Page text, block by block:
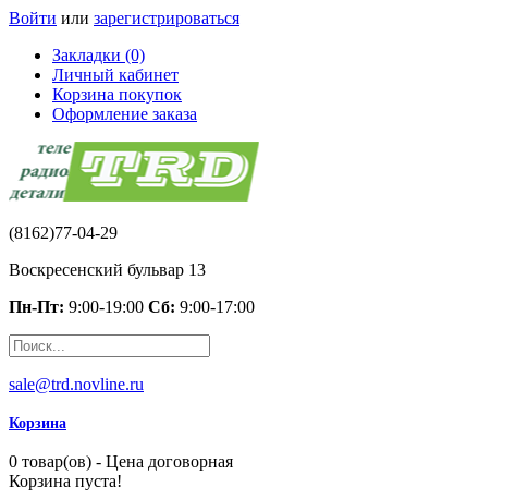
Войти или зарегистрироваться
Закладки (0)
Личный кабинет
Корзина покупок
Оформление заказа
(8162)77-04-29
Воскресенский бульвар 13
Пн-Пт: 9:00-19:00 Сб: 9:00-17:00
sale@trd.novline.ru
Корзина
0 товар(ов) - Цена договорная
Корзина пуста!